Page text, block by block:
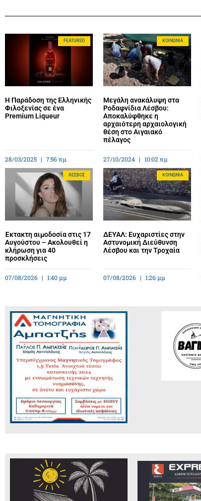
FEATURED
Η Παράδοση της Ελληνικής
Φιλοξενίας σε ένα
Premium Liqueur
28/03/2025 7:56 πμ
ΚΟΙΝΩΝΊΑ
Μεγάλη ανακάλυψη στα
Ροδαφνίδια Λέσβου:
Αποκαλύφθηκε η
αρχαιότερη αρχαιολογική
θέση στο Αιγαιακό
πέλαγος
27/10/2024 10:02 πμ
ΛΈΣΒΟΣ
Έκτακτη αιμοδοσία στις 17
Αυγούστου – Ακολουθεί η
κλήρωση για 40
προσκλήσεις
07/08/2026 1:40 μμ
ΚΟΙΝΩΝΊΑ
ΔΕΥΑΛ: Ευχαριστίες στην
Αστυνομική Διεύθυνση
Λέσβου και την Τροχαία
07/08/2026 1:26 μμ